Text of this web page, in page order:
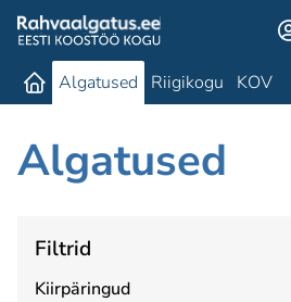
Algatused Riigikogu KOV
Algatused
Filtrid
Kiirpäringud